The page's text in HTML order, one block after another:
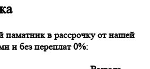
паматник в рассрочку от нашей
и без переплат 0%: